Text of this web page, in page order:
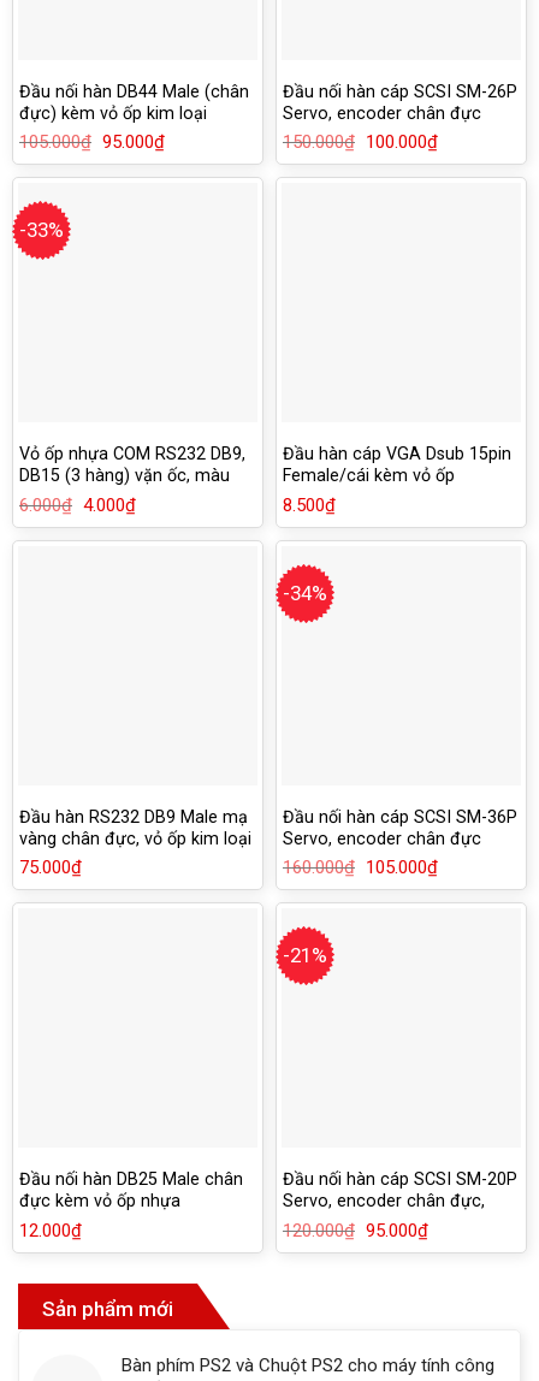
Đầu nối hàn DB44 Male (chân
đực) kèm vỏ ốp kim loại
105.000₫ Giá
là:
95.000₫Giá
hiện
tại
Đầu nối hàn cáp SCSI SM-26P
Servo, encoder chân đực
150.000₫
Giá
là:
100.000₫Giá
hiện
tại
-33%
Vỏ ốp nhựa COM RS232 DB9,
DB15 (3 hàng) vặn ốc, màu
xám
6.000₫ Giá
là:
4.000₫Giá
hiện
tại
Đầu hàn cáp VGA Dsub 15pin
Female/cái kèm vỏ ốp
8.500₫
Đầu hàn RS232 DB9 Male mạ
vàng chân đực, vỏ ốp kim loại
chống han rỉ
75.000₫
-34%
Đầu nối hàn cáp SCSI SM-36P
Servo, encoder chân đực
160.000₫
Giá
là:
105.000₫Giá
hiện
tại
Đầu nối hàn DB25 Male chân
đực kèm vỏ ốp nhựa
12.000₫
-21%
Đầu nối hàn cáp SCSI SM-20P
Servo, encoder chân đực,
kèm vỏ ốp
120.000₫ Giá
95.000₫Giá
hiện
Sản phẩm mới
Bàn phím PS2 và Chuột PS2 cho máy tính công